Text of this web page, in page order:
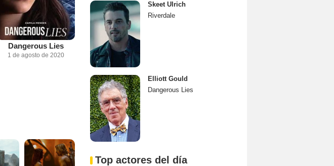
Dangerous Lies
1 de agosto de 2020
Skeet Ulrich
Riverdale
Elliott Gould
Dangerous Lies
Top actores del día